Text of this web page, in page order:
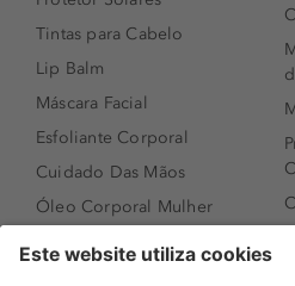
Tintas para Cabelo
Lip Balm
Máscara Facial
Esfoliante Corporal
Cuidado Das Mãos
Óleo Corporal Mulher